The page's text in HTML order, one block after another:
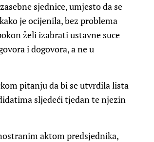
sjednice, umjesto da se
je ocijenila, bez problema
želi izabrati ustavne suce
i dogovora, a ne u
pitanju da bi se utvrdila lista
sljedeći tjedan te njezin
aktom predsjednika,